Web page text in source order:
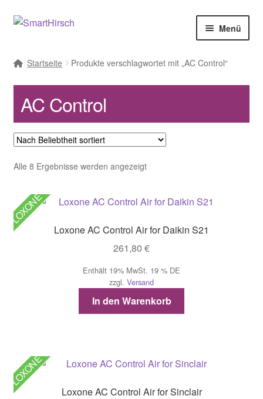
Menü
Startseite Produkte verschlagwortet mit „AC Control“
AC Control
Alle 8 Ergebnisse werden angezeigtNach
LOXONE
Loxone AC Control Air for Daikin S21
261,80 €
Enthält 19% MwSt. 19 % DE
zzgl. Versand
In den Warenkorb
LOXONE
Loxone AC Control Air for Sinclair